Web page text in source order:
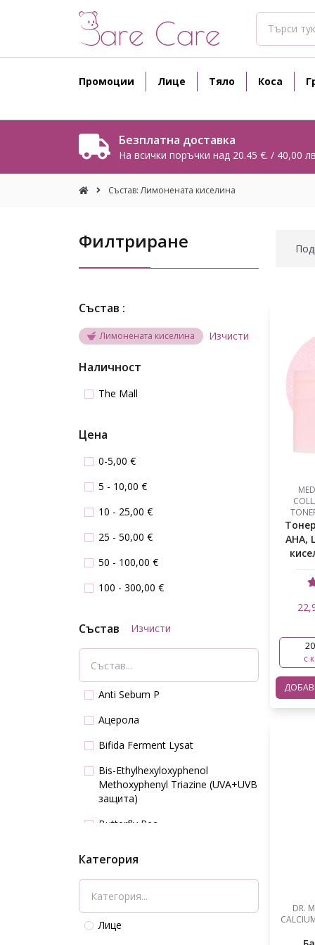
Промоции Лице Тяло Коса
Безплатна доставка
На всички поръчки над 20.45 €. / 40,00
Състав: Лимонената киселина
Филтриране
Състав :
Лимонената киселина Изчисти
Наличност
The Mall
Цена
0-5,00 €
5 - 10,00 €
10 - 25,00 €
25 - 50,00 €
50 - 100,00 €
100 - 300,00 €
Състав Изчисти
Anti Sebum P
Aцерола
Bifida Ferment Lysat
Bis-Ethylhexyloxyphenol
Methoxyphenyl Triazine (UVA+UVB
защита)
Butterfly Pea
D-пантенол
Diethylamino Hydroxybenzoyl
Категория
Лице
AHA,
с
DR.